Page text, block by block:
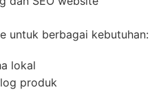
untuk berbagai kebutuhan:
lokal
produk